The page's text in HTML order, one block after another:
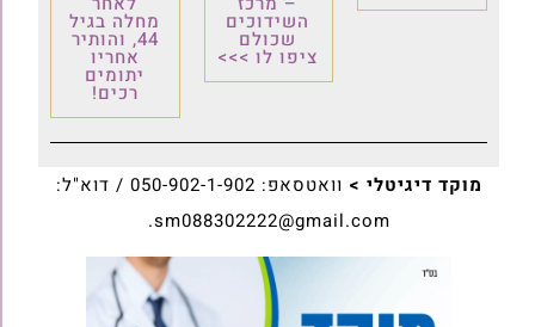
השידוכים
שכולם
ציפו לו >>>
מחלה בגיל
44, והותיר
אחריו
יתומים
רכים!
מוקד דיגיטלי >
וואטסאפ: 050-902-1-902 / דוא"ל:
sm088302222@gmail.com.